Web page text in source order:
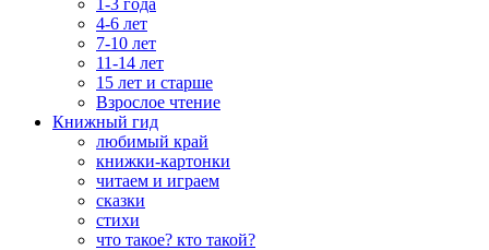
1-3 года
4-6 лет
7-10 лет
11-14 лет
15 лет и старше
Взрослое чтение
Книжный гид
любимый край
книжки-картонки
читаем и играем
сказки
стихи
что такое? кто такой?